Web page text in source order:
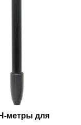
метры для